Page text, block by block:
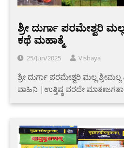
ಶ್ರೀ ದುರ್ಗಾ ಪರಮೇಶ್ವರಿ
ಕಥೆ ಮಹಾತ್ಮೆ
25/Jun/2025 Vishaya
ಶ್ರೀ ದುರ್ಗಾ ಪರಮೇಶ್ವರಿ ಮಲ್ಲ
ವಾಹಿನಿ |ಉತ್ತಿಷ್ಠ ವರದೇ